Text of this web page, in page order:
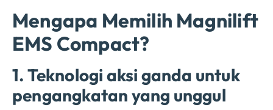
Mengapa Memilih Magnilift
EMS Compact?
1. Teknologi aksi ganda untuk
pengangkatan yang unggul